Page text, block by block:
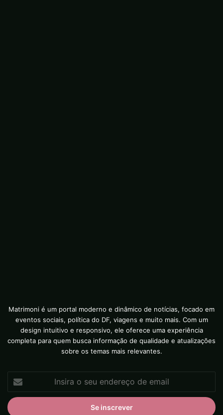
Matrimoni é um portal moderno e dinâmico de notícias, focado em
eventos sociais, política do DF, viagens e muito mais. Com um
design intuitivo e responsivo, ele oferece uma experiência
completa para quem busca informação de qualidade e atualizações
sobre os temas mais relevantes.
Insira
seu
endereço